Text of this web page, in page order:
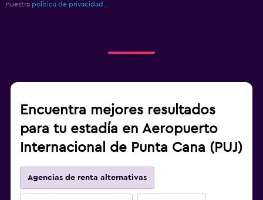
nuestra política de privacidad..
Encuentra mejores resultados
para tu estadía en Aeropuerto
Internacional de Punta Cana (PUJ)
Agencias de renta alternativas